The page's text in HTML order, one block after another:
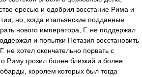
ересью и одобрил восстание Рима и
но, когда итальянские подданные
нового императора, Г. не поддержал
и попытки Петазия восстановить
хотел окончательно порвать с
Риму грозил более близкий и более
королем которых был тогда